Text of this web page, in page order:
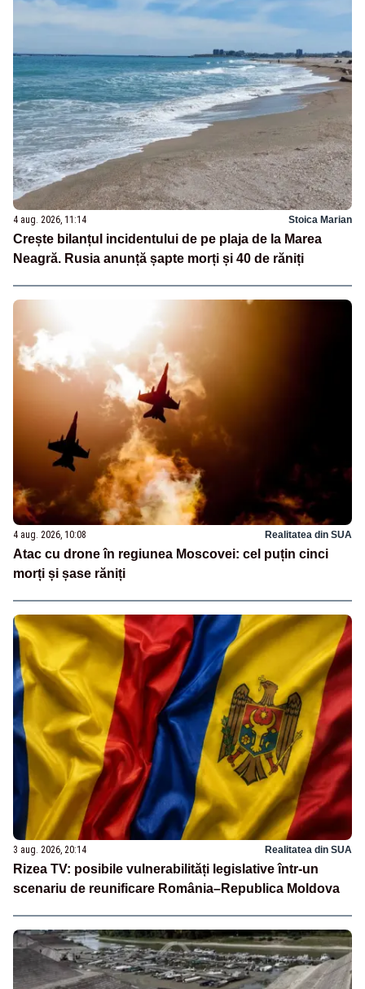
4 aug. 2026, 11:14 Stoica Marian
Crește bilanțul incidentului de pe plaja de la Marea
Neagră. Rusia anunță șapte morți și 40 de răniți
4 aug. 2026, 10:08 Realitatea din SUA
Atac cu drone în regiunea Moscovei: cel puțin cinci
morți și șase răniți
3 aug. 2026, 20:14 Realitatea din SUA
Rizea TV: posibile vulnerabilități legislative într-un
scenariu de reunificare România–Republica Moldova